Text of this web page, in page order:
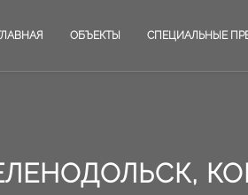
ОБЪЕКТЫ СПЕЦИАЛЬНЫЕ